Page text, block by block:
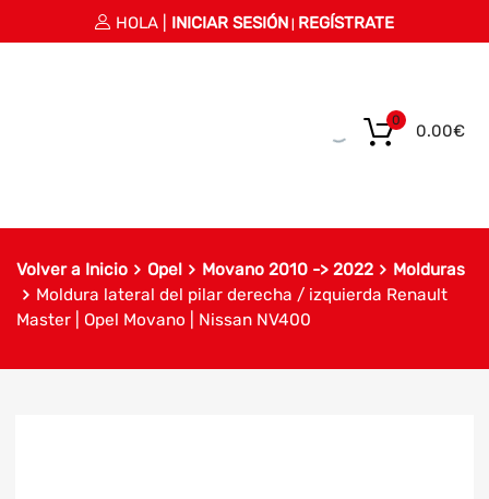
HOLA | INICIAR SESIÓN REGÍSTRATE
0.00€
0
Volver a Inicio Opel Movano 2010 -> 2022
Molduras
Moldura lateral del pilar derecha / izquierda Renault
Master | Opel Movano | Nissan NV400